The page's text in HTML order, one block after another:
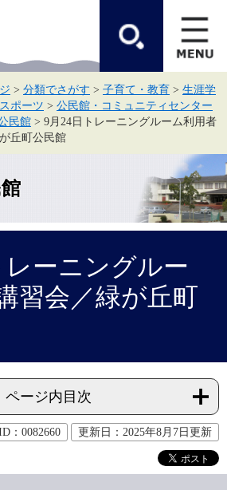
> 分類でさがす > 子育て・教育 > 生涯学
ポーツ > 公民館・コミュニティセンター
民館 > 9月24日トレーニングルーム利用者
丘町公民館
レーニングルー
習会／緑が丘町
ページ内目次
：0082660 更新日：2025年8月7日更新